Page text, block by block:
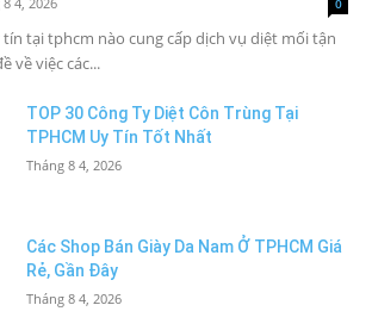
0
tại tphcm nào cung cấp dịch vụ diệt mối tận
về việc các...
TOP 30 Công Ty Diệt Côn Trùng Tại
TPHCM Uy Tín Tốt Nhất
Tháng 8 4, 2026
Các Shop Bán Giày Da Nam Ở TPHCM Giá
Rẻ, Gần Đây
Tháng 8 4, 2026